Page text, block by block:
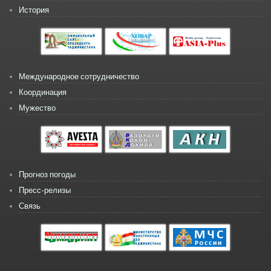
История
Международное сотрудничество
Координация
Мужество
Прогноз погоды
Пресс-релизы
Связь